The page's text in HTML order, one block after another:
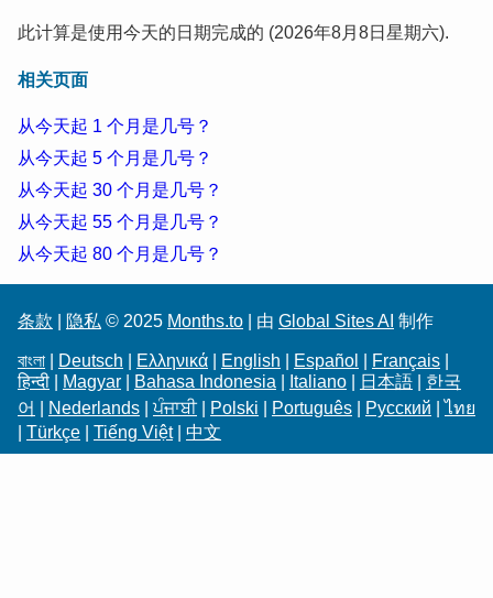
此计算是使用今天的日期完成的 (2026年8月8日星期六).
相关页面
从今天起 1 个月是几号？
从今天起 5 个月是几号？
从今天起 30 个月是几号？
从今天起 55 个月是几号？
从今天起 80 个月是几号？
条款 隐私 © 2025 Months.to | 由 Global Sites AI 制作
বাংলা Deutsch Ελληνικά English Español Français
हिन्दी
Magyar Bahasa Indonesia Italiano 日本語
한국
어
Nederlands |ਪੰਜਾਬੀ| Polski Português Русский |ไทย
Türkçe Tiếng Việt| 中文